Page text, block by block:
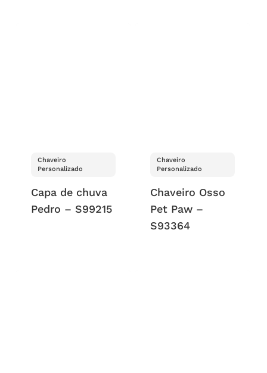
Chaveiro
Personalizado
Capa de chuva
Pedro – S99215
Chaveiro
Personalizado
Chaveiro Osso
Pet Paw –
S93364